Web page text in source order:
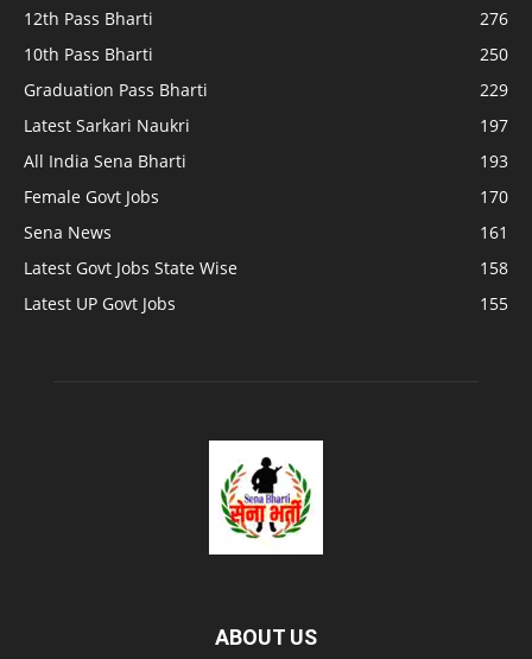
12th Pass Bharti
276
10th Pass Bharti
250
Graduation Pass Bharti
229
Latest Sarkari Naukri
197
All India Sena Bharti
193
Female Govt Jobs
170
Sena News
161
Latest Govt Jobs State Wise
158
Latest UP Govt Jobs
155
ABOUT US